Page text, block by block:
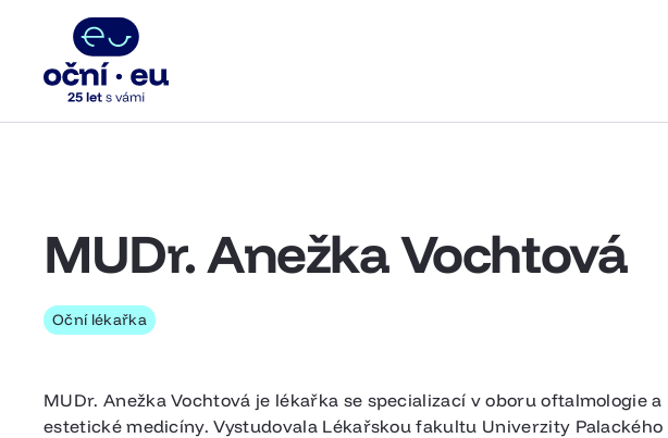
MUDr. Anežka Vochtová
Oční lékařka
MUDr. Anežka Vochtová je lékařka se specializací v oboru oftalmologie a
estetické medicíny. Vystudovala Lékařskou fakultu Univerzity Palackého